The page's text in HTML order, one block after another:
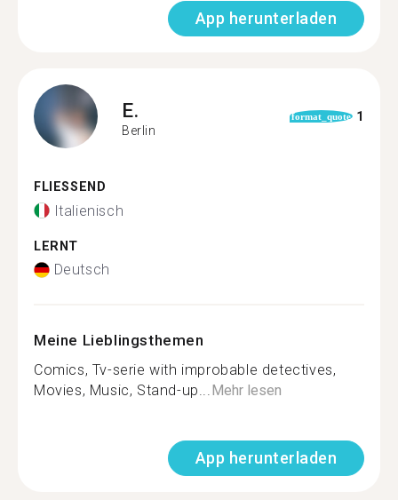
App herunterladen
E.
Berlin
format_quote 1
FLIESSEND
Italienisch
LERNT
Deutsch
Meine Lieblingsthemen
Comics, Tv-serie with improbable detectives,
Movies, Music, Stand-up...Mehr lesen
App herunterladen